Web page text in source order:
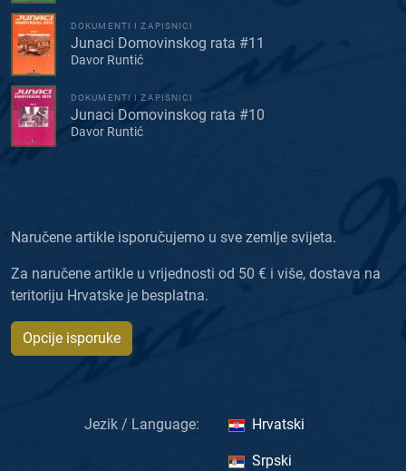
DOKUMENTI I ZAPISNICI
Junaci Domovinskog rata #11
Davor Runtić
DOKUMENTI I ZAPISNICI
Junaci Domovinskog rata #10
Davor Runtić
Naručene artikle isporučujemo u sve zemlje svijeta.
Za naručene artikle u vrijednosti od 50 € i više, dostava na
teritoriju Hrvatske je besplatna.
Opcije isporuke
Jezik / Language: Hrvatski
Srpski